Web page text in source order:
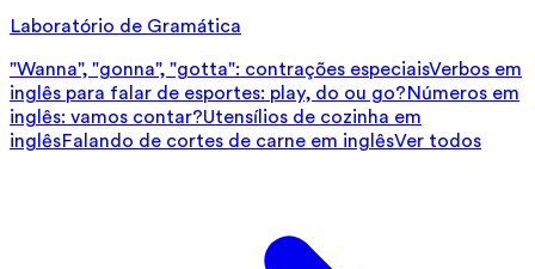
Laboratório de Gramática
"Wanna", "gonna", "gotta": contrações especiaisVerbos em
inglês para falar de esportes: play, do ou go?Números em
inglês: vamos contar?Utensílios de cozinha em
inglêsFalando de cortes de carne em inglêsVer todos